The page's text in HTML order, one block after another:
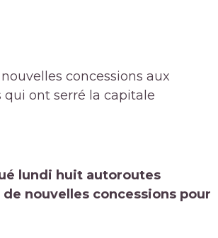
concessions aux
ont serré la capitale
lundi huit autoroutes
nouvelles concessions pour